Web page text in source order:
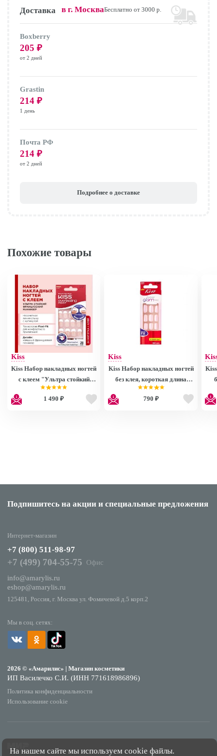
Доставка в г. МоскваБесплатно от 3000 р.
Boxberry
205 ₽
от 2 дней
Grastin
214 ₽
1 день
Почта РФ
214 ₽
от 2 дней
Подробнее о доставке
Похожие товары
Kiss
Kiss Набор накладных ногтей
с клеем "Ультра стойкий
французский маникюр" для
классической формы ногтей
1 490 ₽
Kiss
Kiss Набор накладных ногтей
без клея, короткая длина
"Розовое сияние" 24 шт
Fashion Glam Nails
790 ₽
Подпишитесь на акции и специальные предложения
Мы в соц. сетях:
2026 © «Амарилис» | Магазин косметики
ИП Василечко С.И. (ИНН 771618986896)
Политика конфиденциальности
Использование cookie
Интернет-магазин
+7 (800) 511-98-97
+7 (499) 704-55-75
Офис
info@amarylis.ru
eshop@amarylis.ru
125481, Россия, г. Москва ул. Фомичевой д.5 корп.2
На нашем сайте мы используем cookie файлы.